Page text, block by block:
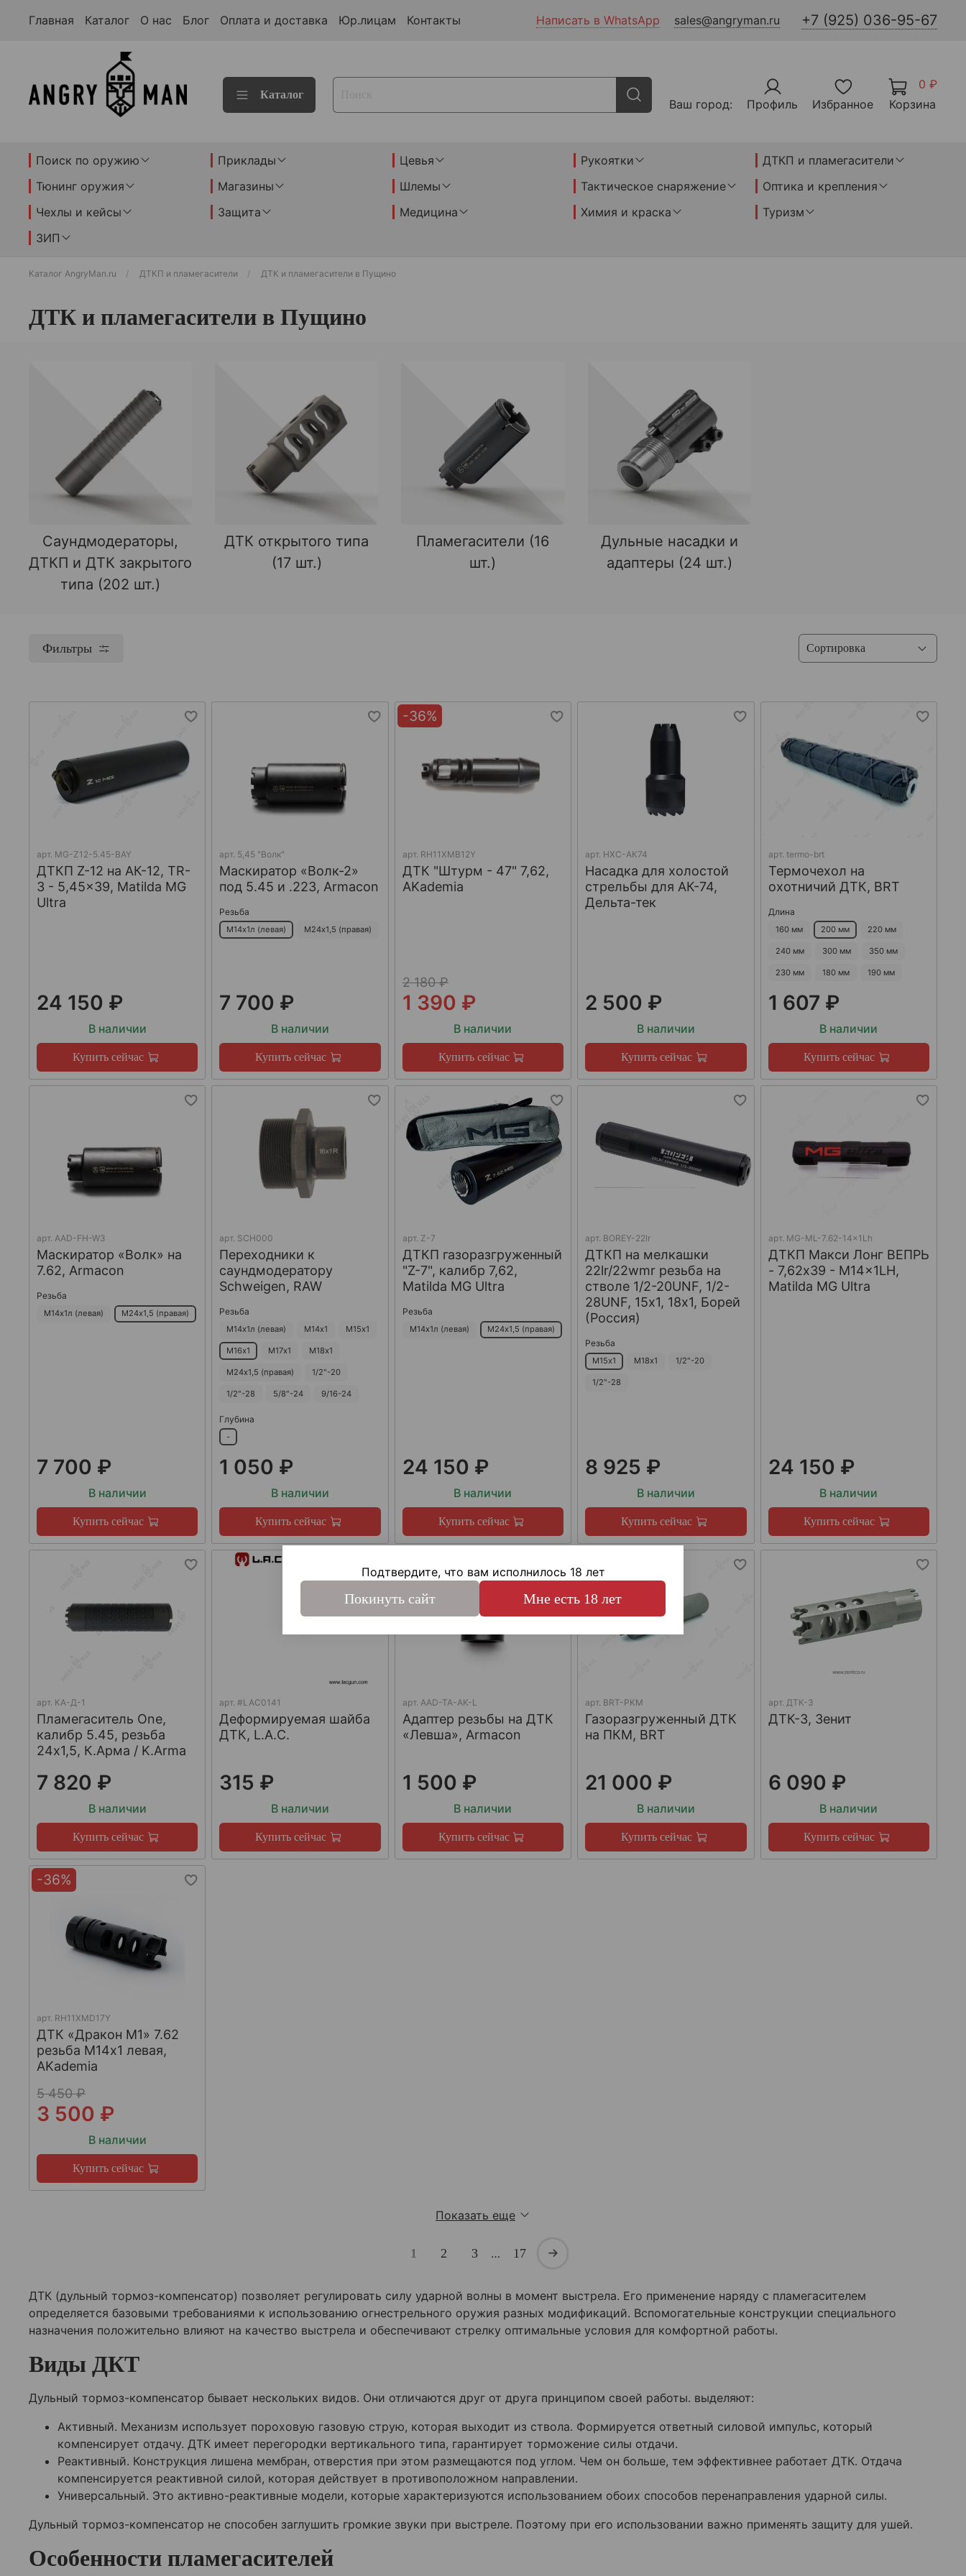
Главная Каталог О нас Блог Оплата и доставка Юр.лицам Контакты Написать в WhatsApp sales@angryman.ru +7 (925) 036-95-67
Каталог
Ваш город: Профиль Избранное
0 ₽
Корзина
Поиск по оружию Приклады Цевья Рукоятки
ДТКП и пламегасители
Тюнинг оружия
Магазины Шлемы Тактическое снаряжение
Оптика и крепления
Чехлы и кейсы
Защита Медицина Химия и краска
Туризм
ЗИП
Каталог AngryMan.ru ДТКП и пламегасители ДТК и пламегасители в Пущино
ДТК и пламегасители в Пущино
Саундмодераторы,
ДТКП и ДТК закрытого
типа (202 шт.)
ДТК открытого типа
(17 шт.)
Пламегасители (16
шт.)
Дульные насадки и
адаптеры (24 шт.)
Фильтры
арт. MG-Z12-5.45-BAY
ДТКП Z-12 на АК-12, TR-
3 - 5,45x39, Matilda MG
Ultra
24 150 ₽
В наличии
Купить сейчас
арт. 5,45 "Волк"
Маскиратор «Волк-2»
под 5.45 и .223, Armacon
Резьба
М14х1л (левая) М24х1,5 (правая)
7 700 ₽
В наличии
Купить сейчас
-36%
арт. RH11XMB12Y
ДТК "Штурм - 47" 7,62,
AKademia
2 180 ₽
1 390 ₽
В наличии
Купить сейчас
арт. НХС-АК74
Насадка для холостой
стрельбы для АК-74,
Дельта-тек
2 500 ₽
В наличии
Купить сейчас
арт. termo-brt
Термочехол на
охотничий ДТК, BRT
Длина
160 мм 200 мм 220 мм
240 мм 300 мм 350 мм
230 мм 180 мм 190 мм
1 607 ₽
В наличии
Купить сейчас
арт. AAD-FH-W3
Маскиратор «Волк» на
7.62, Armacon
Резьба
М14х1л (левая) М24х1,5 (правая)
7 700 ₽
В наличии
Купить сейчас
арт. SCH000
Переходники к
саундмодератору
Schweigen, RAW
Резьба
М14х1л (левая) М14х1 М15х1
М16х1 М17х1 М18х1
М24х1,5 (правая) 1/2"-20
1/2"-28 5/8"-24 9/16-24
Глубина
-
1 050 ₽
В наличии
Купить сейчас
арт. Z-7
ДТКП газоразгруженный
"Z-7", калибр 7,62,
Matilda MG Ultra
Резьба
М14х1л (левая) М24х1,5 (правая)
24 150 ₽
В наличии
Купить сейчас
арт. BOREY-22lr
ДТКП на мелкашки
22lr/22wmr резьба на
стволе 1/2-20UNF, 1/2-
28UNF, 15х1, 18х1, Борей
(Россия)
Резьба
М15х1 М18х1 1/2"-20
1/2"-28
8 925 ₽
В наличии
Купить сейчас
арт. MG-ML-7.62-14x1Lh
ДТКП Макси Лонг ВЕПРЬ
- 7,62x39 - M14x1LH,
Matilda MG Ultra
24 150 ₽
В наличии
Купить сейчас
арт. КА-Д-1
Пламегаситель One,
калибр 5.45, резьба
24х1,5, К.Арма / K.Arma
7 820 ₽
В наличии
Купить сейчас
арт.#LAC0141
Деформируемая шайба
ДТК, L.A.C.
315 ₽
В наличии
Купить сейчас
арт. AAD-TA-AK-L
Адаптер резьбы на ДТК
«Левша», Armacon
1 500 ₽
В наличии
Купить сейчас
арт. BRT-PKM
Газоразгруженный ДТК
на ПКМ, BRT
21 000 ₽
В наличии
Купить сейчас
арт. ДТК-3
ДТК-3, Зенит
6 090 ₽
В наличии
Купить сейчас
-36%
арт. RH11XMD17Y
ДТК «Дракон М1» 7.62
резьба М14х1 левая,
AKademia
5 450 ₽
3 500 ₽
В наличии
Купить сейчас
Показать еще
1 2 3 … 17
ДТК (дульный тормоз-компенсатор) позволяет регулировать силу ударной волны в момент выстрела. Его применение наряду с пламегасителем
определяется базовыми требованиями к использованию огнестрельного оружия разных модификаций. Вспомогательные конструкции специального
назначения положительно влияют на качество выстрела и обеспечивают стрелку оптимальные условия для комфортной работы.
Виды ДКТ
Дульный тормоз-компенсатор бывает нескольких видов. Они отличаются друг от друга принципом своей работы. выделяют:
Активный. Механизм использует пороховую газовую струю, которая выходит из ствола. Формируется ответный силовой импульс, который
компенсирует отдачу. ДТК имеет перегородки вертикального типа, гарантирует торможение силы отдачи.
Реактивный. Конструкция лишена мембран, отверстия при этом размещаются под углом. Чем он больше, тем эффективнее работает ДТК. Отдача
компенсируется реактивной силой, которая действует в противоположном направлении.
Универсальный. Это активно-реактивные модели, которые характеризуются использованием обоих способов перенаправления ударной силы.
Дульный тормоз-компенсатор не способен заглушить громкие звуки при выстреле. Поэтому при его использовании важно применять защиту для ушей.
Особенности пламегасителей
Подтвердите, что вам исполнилось 18 лет
Покинуть сайт Мне есть 18 лет